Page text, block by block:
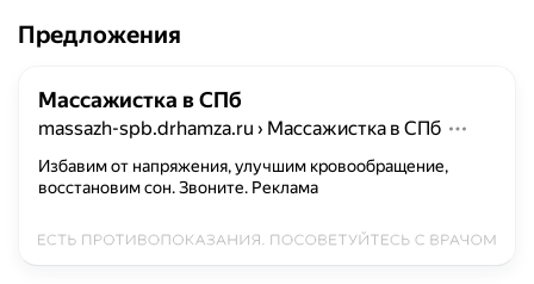
Предложения
Массажистка в СПб
massazh-spb.drhamza.ru › Массажистка в СПб
Избавим от напряжения, улучшим кровообращение,
восстановим сон. Звоните. Реклама